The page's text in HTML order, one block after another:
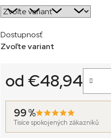
Dostupnosť
Zvoľte variant
od €48,94
99 %
Tisíce spokojených zákazníků